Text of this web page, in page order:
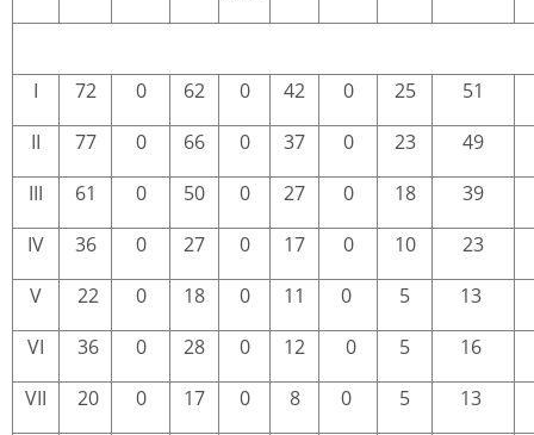
I 72 0 62 0 42 0 25
51
II
77 0 66 0 37 0 23
49
III
61 0 50 0 27 0 18
39
IV
36 0 27 0 17 0 10
23
V
22 0 18 0 11 0 5
13
VI
36 0 28 0 12 0 5
16
VII
20 0 17 0 8 0 5
13